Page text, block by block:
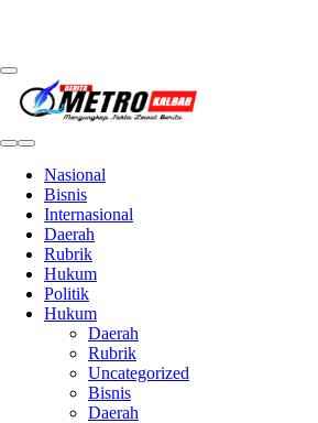
Nasional
Bisnis
Internasional
Daerah
Rubrik
Hukum
Politik
Hukum
Daerah
Rubrik
Uncategorized
Bisnis
Daerah